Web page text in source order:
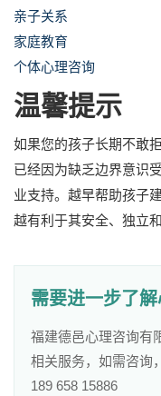
亲子关系
家庭教育
个体心理咨询
温馨提示
如果您的孩子长期不敢
已经因为缺乏边界意识
业支持。越早帮助孩子
越有利于其安全、独立
需要进一步了解
福建德邑心理咨询有
相关服务，如需咨询
189 658 15886